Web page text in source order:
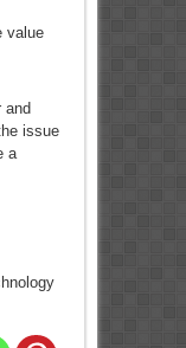
value
and
issue
a